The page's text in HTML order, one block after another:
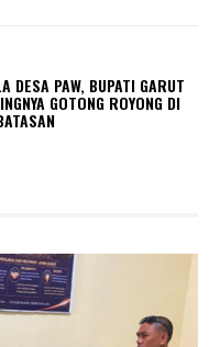
DESA PAW, BUPATI GARUT
GOTONG ROYONG DI